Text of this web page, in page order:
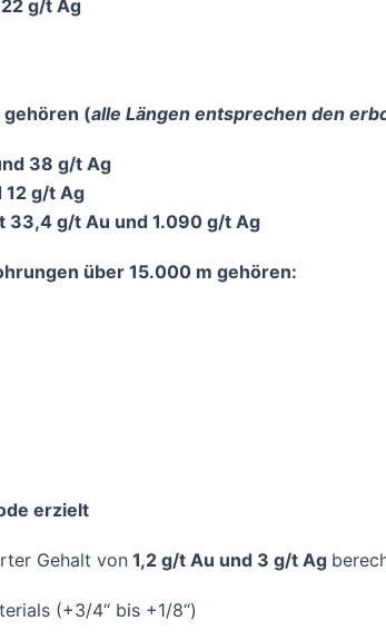
g/t Ag
(alle Längen entsprechen den
38 g/t Ag
12 g/t Ag
33,4 g/t Au und 1.090 g/t Ag
über 15.000 m gehören:
erzielt
Gehalt von1,2 g/t Au und 3 g/t Ag
(+3/4“ bis +1/8“)